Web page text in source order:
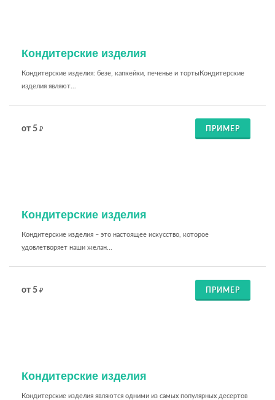
Кондитерские изделия
Кондитерские изделия: безе, капкейки, печенье и тортыКондитерские
изделия являют...
от 5 ₽ ПРИМЕР
Кондитерские изделия
Кондитерские изделия – это настоящее искусство, которое
удовлетворяет наши желан...
от 5 ₽ ПРИМЕР
Кондитерские изделия
Кондитерские изделия являются одними из самых популярных десертов